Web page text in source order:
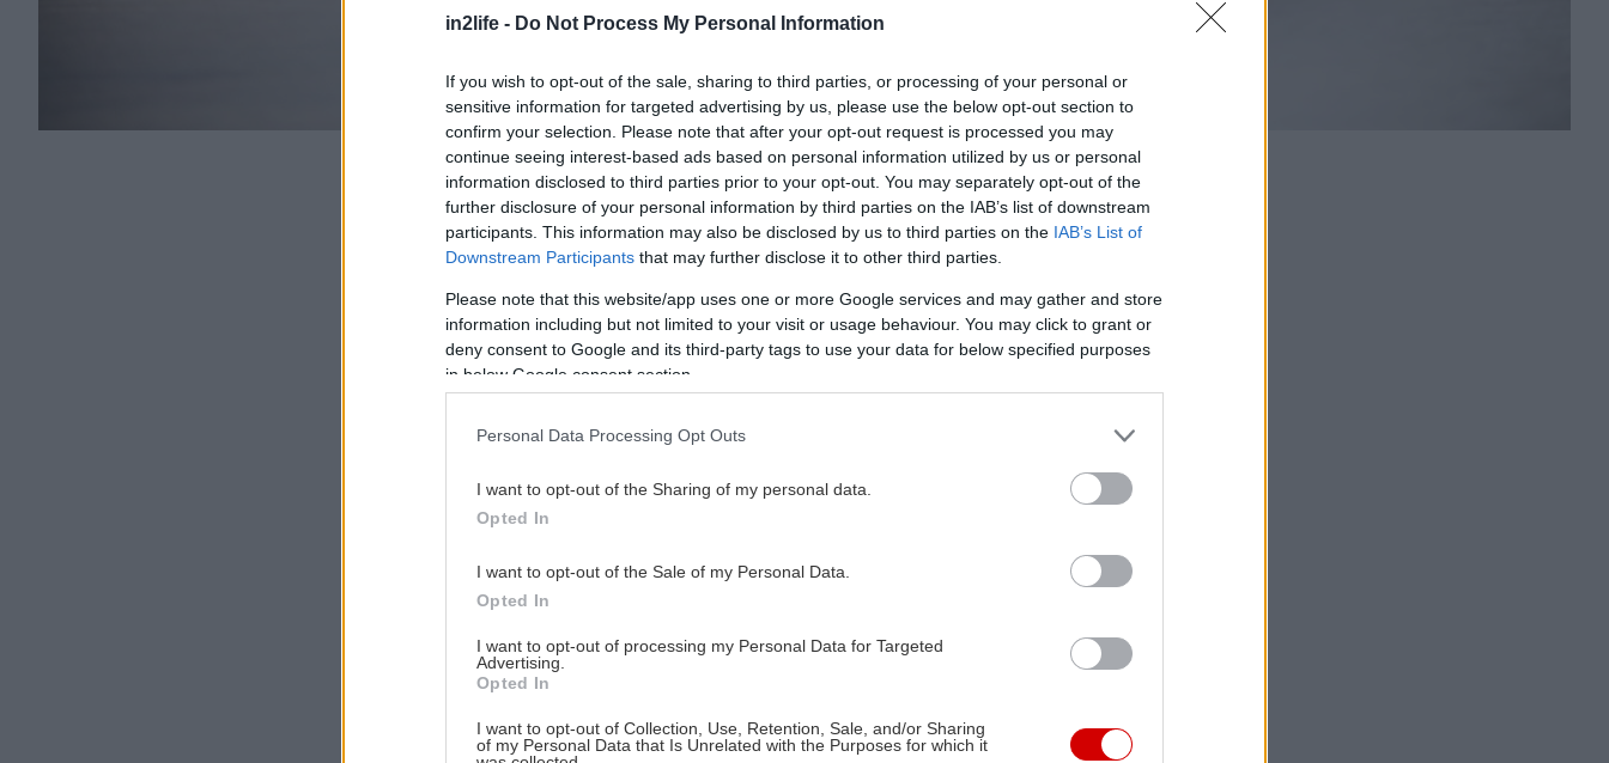
in2life - Do Not Process My Personal Information
If you wish to opt-out of the sale, sharing to third parties, or processing of your personal or
sensitive information for targeted advertising by us, please use the below opt-out section to
confirm your selection. Please note that after your opt-out request is processed you may
continue seeing interest-based ads based on personal information utilized by us or personal
information disclosed to third parties prior to your opt-out. You may separately opt-out of the
further disclosure of your personal information by third parties on the IAB’s list of downstream
participants. This information may also be disclosed by us to third parties on the IAB’s List of
Downstream Participants that may further disclose it to other third parties.
Please note that this website/app uses one or more Google services and may gather and store
information including but not limited to your visit or usage behaviour. You may click to grant or
deny consent to Google and its third-party tags to use your data for below specified purposes
in below Google consent section.
Personal Data Processing Opt Outs
I want to opt-out of the Sharing of my personal data.
Opted In
I want to opt-out of the Sale of my Personal Data.
Opted In
I want to opt-out of processing my Personal Data for Targeted
Advertising.
Opted In
I want to opt-out of Collection, Use, Retention, Sale, and/or Sharing
of my Personal Data that Is Unrelated with the Purposes for which it